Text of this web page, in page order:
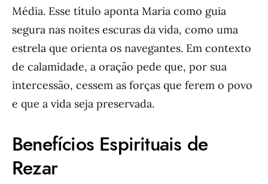
Média. Esse título aponta Maria como guia
segura nas noites escuras da vida, como uma
estrela que orienta os navegantes. Em contexto
de calamidade, a oração pede que, por sua
intercessão, cessem as forças que ferem o povo
e que a vida seja preservada.
Benefícios Espirituais de
Rezar